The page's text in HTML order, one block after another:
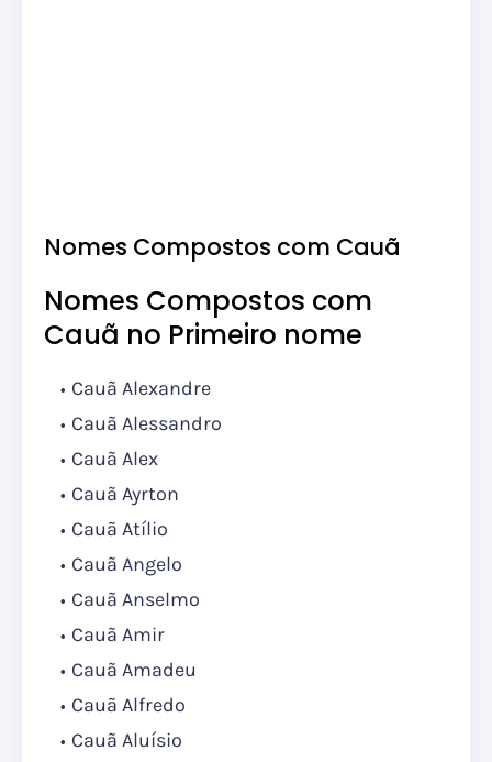
Nomes Compostos com Cauã
Nomes Compostos com
Cauã no Primeiro nome
Cauã Alexandre
Cauã Alessandro
Cauã Alex
Cauã Ayrton
Cauã Atílio
Cauã Angelo
Cauã Anselmo
Cauã Amir
Cauã Amadeu
Cauã Alfredo
Cauã Aluísio